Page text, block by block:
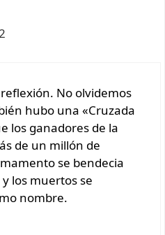
No olvidemos
hubo una «Cruzada
los ganadores de la
de un millón de
se bendecia
los muertos se
nombre.